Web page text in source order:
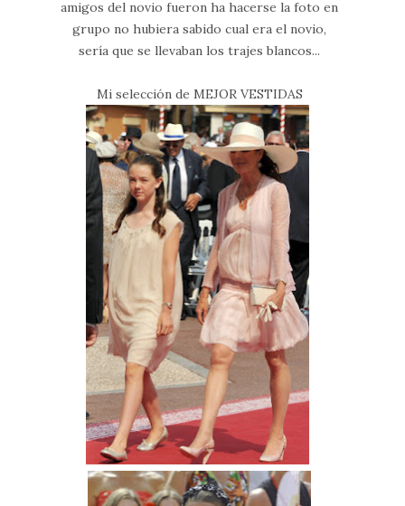
amigos del novio fueron ha hacerse la foto en
grupo no hubiera sabido cual era el novio,
sería que se llevaban los trajes blancos...
Mi selección de MEJOR VESTIDAS